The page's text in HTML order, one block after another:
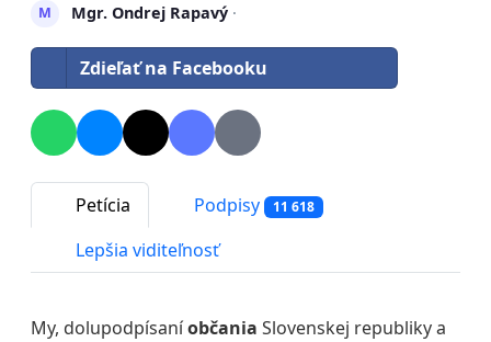
M Mgr. Ondrej Rapavý·
Zdieľať na Facebooku
Petícia Podpisy 11 618
Lepšia viditeľnosť
My, dolupodpísaníobčania Slovenskej republiky a